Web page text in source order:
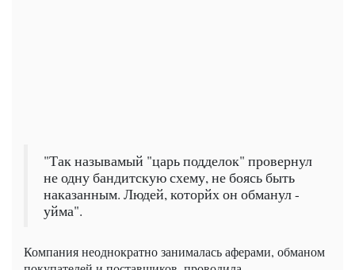
"Так называмый "царь подделок" провернул
не одну бандитскую схему, не боясь быть
наказанным. Людей, которйх он обманул -
уйма".
Компания неоднократно занималась аферами, обманом